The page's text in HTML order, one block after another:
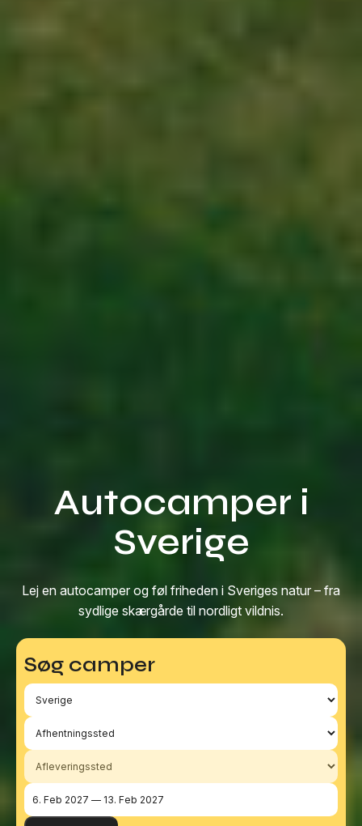
Autocamper i
Sverige
Lej en autocamper og føl friheden i Sveriges natur – fra
sydlige skærgårde til nordligt vildnis.
Søg camper
et